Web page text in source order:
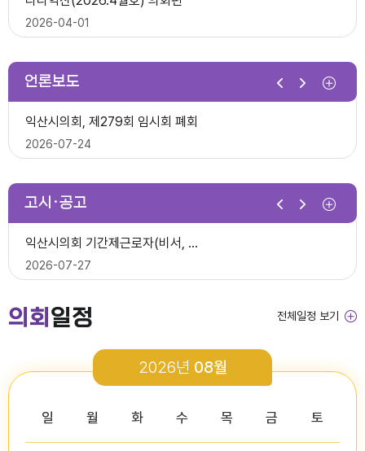
2026년 1분기 홍보예산 운용현황
다다익산(2026.4월호) 의회편
2026-07-07
제278회 익산시의회 임시회 의사일정(안)
2026-06-22
2026년 1분기 홍보예산 운용현황
2026-04-08
2026년도 회기운영 계획(변경)
2026-04-01
다다익산(2026.3월호) 의회편
2026-03-03
다다익산(2026.2월호) 의회편
2026-02-02
다다익산(2026.1월호) 의회편
언론보도
2026-06-26
익산시의회, 제279회 임시회 폐회
2026-07-24
2026-07-15
익산시의회, 제279회 임시회 개회
고시·공고
익산시의회 기간제근로자(중증장애 의원 활동보조) 채용 공고
2026-06-30
익산시의회 기간제근로자(비서, 행정보조) 채용 공고
2026-07-27
2026년도 제4회 익산시의회 지방임기제공무원 채용시험 최종합격..
의회 일정
2026년 08월
일 월 화 수 목 금 토
전체일정 보기